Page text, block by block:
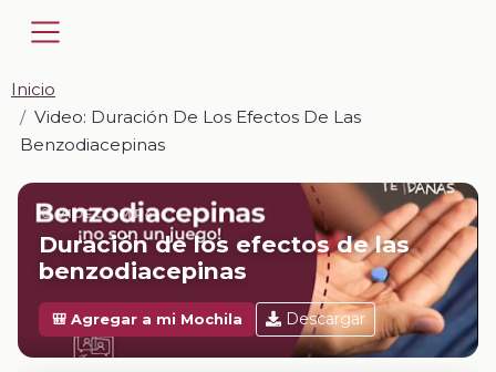
Inicio
Video: Duración De Los Efectos De Las
Benzodiacepinas
📎 VIDEO · MP4
Duración de los efectos de las
benzodiacepinas
🎒 Agregar a mi Mochila Descargar